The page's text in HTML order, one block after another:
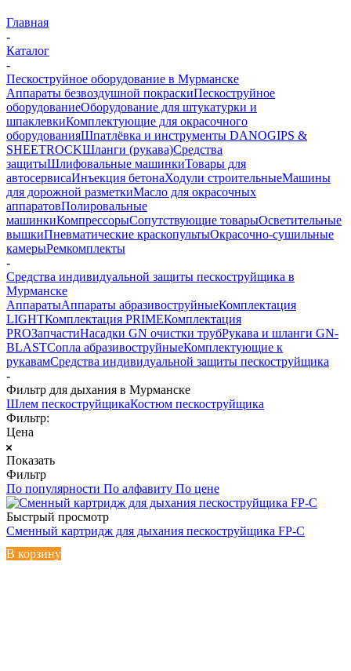
Главная
-
Каталог
-
Пескоструйное оборудование в Мурманске
Аппараты безвоздушной покраскиПескоструйное
оборудованиеОборудование для штукатурки и
шпаклевкиКомплектующие для окрасочного
оборудованияШпатлёвка и инструменты DANOGIPS &
SHEETROCKШланги (рукава)Средства
защитыШлифовальные машинкиТовары для
автосервисаИнъекция бетонаХодули строительныеМашины
для дорожной разметкиМасло для окрасочных
аппаратовПолировальные
машинкиКомпрессорыСопутствующие товарыОсветительные
вышкиПневматические краскопультыОкрасочно-сушильные
камерыРемкомплекты
-
Средства индивидуальной защиты пескоструйщика в
Мурманске
АппаратыАппараты абразивоструйныеКомплектация
LIGHTКомплектация PRIMEКомплектация
PROЗапчастиНасадки GN очистки трубРукава и шланги GN-
BLASTСопла абразивоструйныеКомплектующие к
рукавамСредства индивидуальной защиты пескоструйщика
-
Фильтр для дыхания в Мурманске
Шлем пескоструйщикаКостюм пескоструйщика
Фильтр:
Цена
Показать
Фильтр
По популярности По алфавиту По цене
Быстрый просмотр
Сменный картридж для дыхания пескоструйщика FP-C
В корзину